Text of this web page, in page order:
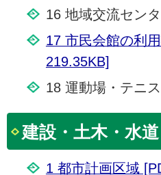
16 地域交流セン
17 市民会館の利
219.35KB]
18 運動場・テニ
建設・土木・水道
1 都市計画区域